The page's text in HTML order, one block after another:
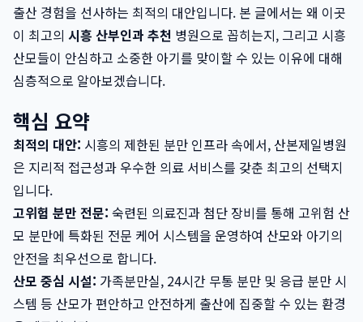
출산 경험을 선사하는 최적의 대안입니다. 본 글에서는 왜 이곳
이 최고의 시흥 산부인과 추천 병원으로 꼽히는지, 그리고 시흥
산모들이 안심하고 소중한 아기를 맞이할 수 있는 이유에 대해
심층적으로 알아보겠습니다.
핵심 요약
최적의 대안: 시흥의 제한된 분만 인프라 속에서, 산본제일병원
은 지리적 접근성과 우수한 의료 서비스를 갖춘 최고의 선택지
입니다.
고위험 분만 전문: 숙련된 의료진과 첨단 장비를 통해 고위험 산
모 분만에 특화된 전문 케어 시스템을 운영하여 산모와 아기의
안전을 최우선으로 합니다.
산모 중심 시설: 가족분만실, 24시간 무통 분만 및 응급 분만 시
스템 등 산모가 편안하고 안전하게 출산에 집중할 수 있는 환경